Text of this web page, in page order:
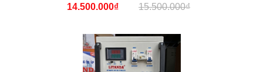
14.500.000₫ 15.500.000₫